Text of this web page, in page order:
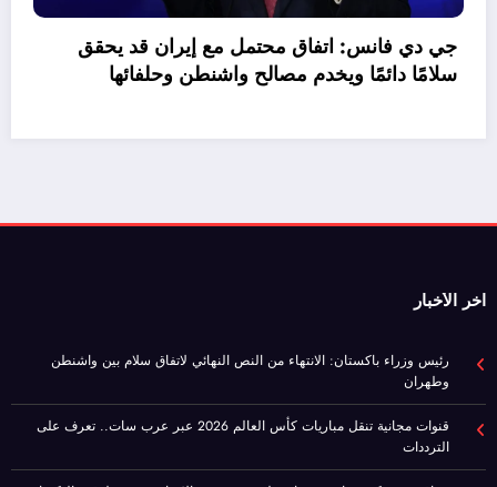
عراقجي: مذكرة تفاهم مع واشنطن تقترب من الإنجاز.. وندعو لوقف التكهنات
الإعلامية
جي دي فانس: اتفاق محتمل مع إيران قد يحقق سلامًا دائمًا ويخدم مصالح
واشنطن وحلفائها